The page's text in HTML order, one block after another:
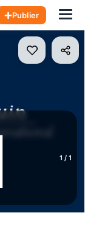
Publier
1 / 1